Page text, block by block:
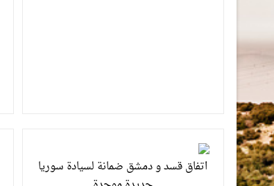
اتفاق قسد و دمشق ضمانة لسيادة سوريا